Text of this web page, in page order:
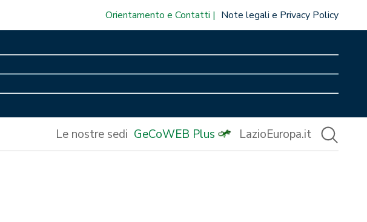
Orientamento e Contatti Note legali e Privacy Policy
Le nostre sedi GeCoWEB Plus LazioEuropa.it